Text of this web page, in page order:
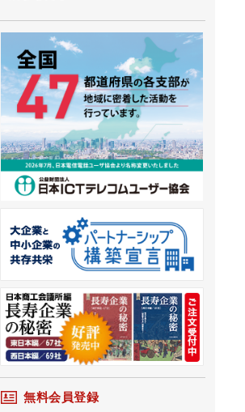
無料会員登録